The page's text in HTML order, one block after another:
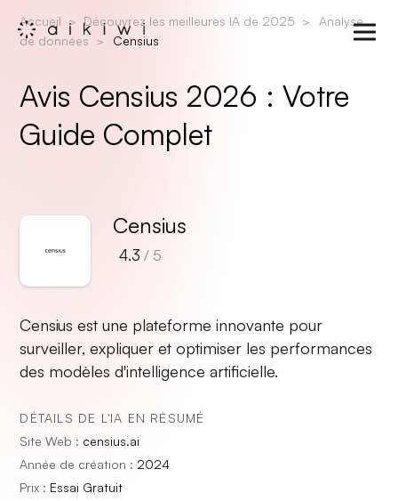
Accueil Découvrez les meilleures IA de 2025
Analyse
de données
Censius
Avis Censius 2026 : Votre
Guide Complet
Censius
4.3 / 5
Censius est une plateforme innovante pour
surveiller, expliquer et optimiser les performances
des modèles d'intelligence artificielle.
DÉTAILS DE L'IA EN RÉSUMÉ
Site Web : censius.ai
Année de création : 2024
Prix : Essai Gratuit